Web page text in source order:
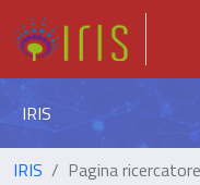
IRIS
IRIS Pagina ricercatore